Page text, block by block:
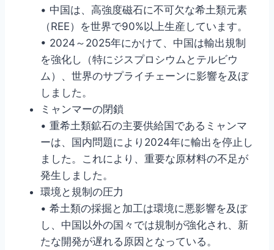
• 中国は、高強度磁石に不可欠な希土類元素
（REE）を世界で90%以上生産しています。
• 2024～2025年にかけて、中国は輸出規制
を強化し（特にジスプロシウムとテルビウ
ム）、世界のサプライチェーンに影響を及ぼ
しました。
ミャンマーの閉鎖
• 重希土類鉱石の主要供給国であるミャンマ
ーは、国内問題により2024年に輸出を停止し
ました。これにより、重要な原材料の不足が
発生しました。
環境と規制の圧力
• 希土類の採掘と加工は環境に悪影響を及ぼ
し、中国以外の国々では規制が強化され、新
たな開発が遅れる原因となっている。